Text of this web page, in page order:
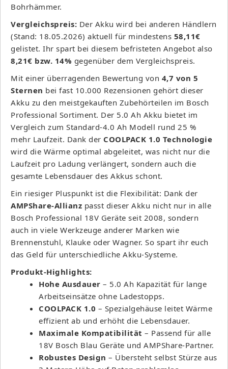
Bohrhämmer.
Vergleichspreis: Der Akku wird bei anderen Händlern
(Stand: 18.05.2026) aktuell für mindestens 58,11€
gelistet. Ihr spart bei diesem befristeten Angebot also
8,21€ bzw. 14% gegenüber dem Vergleichspreis.
Mit einer überragenden Bewertung von 4,7 von 5
Sternen bei fast 10.000 Rezensionen gehört dieser
Akku zu den meistgekauften Zubehörteilen im Bosch
Professional Sortiment. Der 5.0 Ah Akku bietet im
Vergleich zum Standard-4.0 Ah Modell rund 25 %
mehr Laufzeit. Dank der COOLPACK 1.0 Technologie
wird die Wärme optimal abgeleitet, was nicht nur die
Laufzeit pro Ladung verlängert, sondern auch die
gesamte Lebensdauer des Akkus schont.
Ein riesiger Pluspunkt ist die Flexibilität: Dank der
AMPShare-Allianz passt dieser Akku nicht nur in alle
Bosch Professional 18V Geräte seit 2008, sondern
auch in viele Werkzeuge anderer Marken wie
Brennenstuhl, Klauke oder Wagner. So spart ihr euch
das Geld für unterschiedliche Akku-Systeme.
Produkt-Highlights:
Hohe Ausdauer – 5.0 Ah Kapazität für lange
Arbeitseinsätze ohne Ladestopps.
COOLPACK 1.0 – Spezialgehäuse leitet Wärme
effizient ab und erhöht die Lebensdauer.
Maximale Kompatibilität – Passend für alle
18V Bosch Blau Geräte und AMPShare-Partner.
Robustes Design – Übersteht selbst Stürze aus